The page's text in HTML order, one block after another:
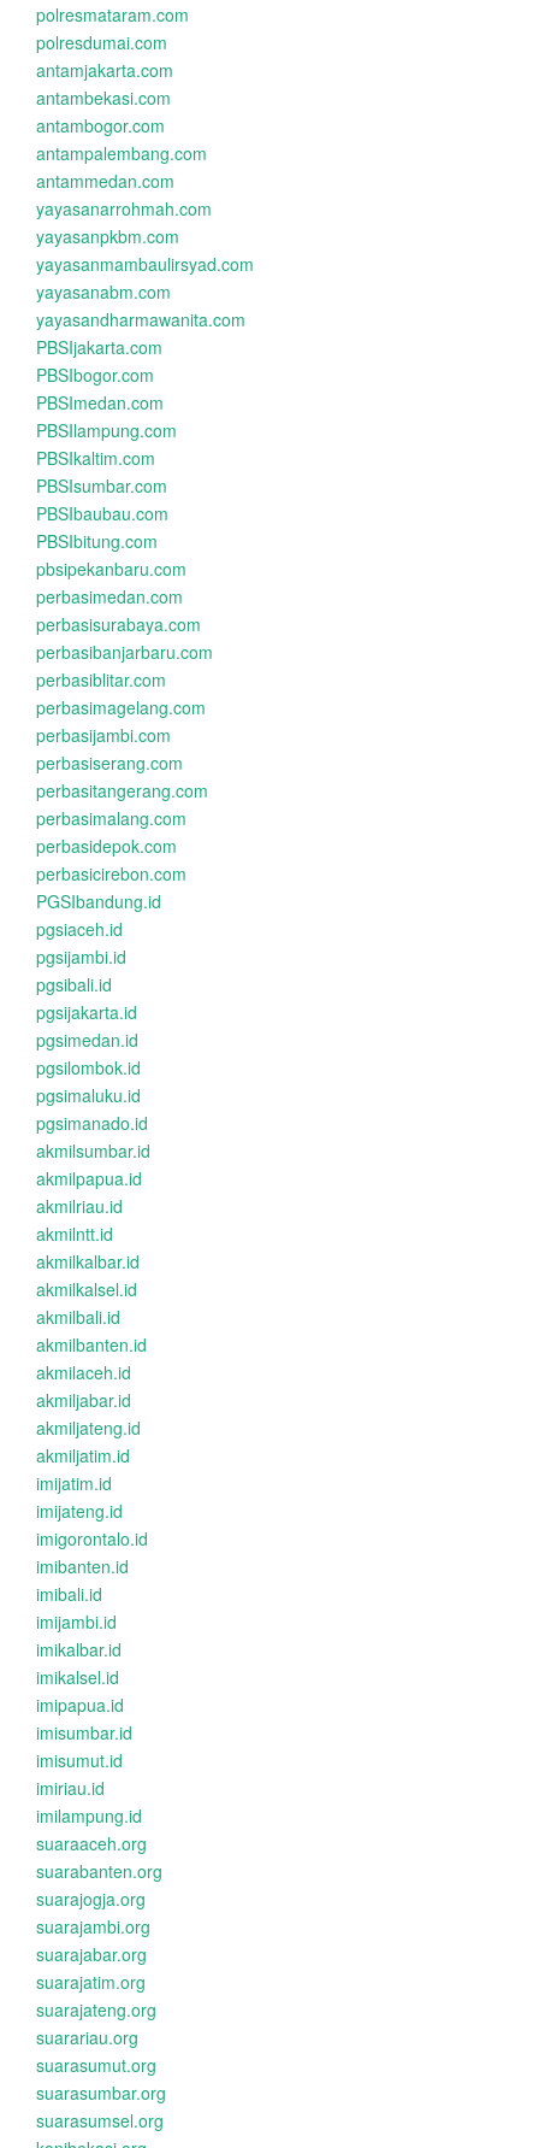
polresmataram.com
polresdumai.com
antamjakarta.com
antambekasi.com
antambogor.com
antampalembang.com
antammedan.com
yayasanarrohmah.com
yayasanpkbm.com
yayasanmambaulirsyad.com
yayasanabm.com
yayasandharmawanita.com
PBSIjakarta.com
PBSIbogor.com
PBSImedan.com
PBSIlampung.com
PBSIkaltim.com
PBSIsumbar.com
PBSIbaubau.com
PBSIbitung.com
pbsipekanbaru.com
perbasimedan.com
perbasisurabaya.com
perbasibanjarbaru.com
perbasiblitar.com
perbasimagelang.com
perbasijambi.com
perbasiserang.com
perbasitangerang.com
perbasimalang.com
perbasidepok.com
perbasicirebon.com
PGSIbandung.id
pgsiaceh.id
pgsijambi.id
pgsibali.id
pgsijakarta.id
pgsimedan.id
pgsilombok.id
pgsimaluku.id
pgsimanado.id
akmilsumbar.id
akmilpapua.id
akmilriau.id
akmilntt.id
akmilkalbar.id
akmilkalsel.id
akmilbali.id
akmilbanten.id
akmilaceh.id
akmiljabar.id
akmiljateng.id
akmiljatim.id
imijatim.id
imijateng.id
imigorontalo.id
imibanten.id
imibali.id
imijambi.id
imikalbar.id
imikalsel.id
imipapua.id
imisumbar.id
imisumut.id
imiriau.id
imilampung.id
suaraaceh.org
suarabanten.org
suarajogja.org
suarajambi.org
suarajabar.org
suarajatim.org
suarajateng.org
suarariau.org
suarasumut.org
suarasumbar.org
suarasumsel.org